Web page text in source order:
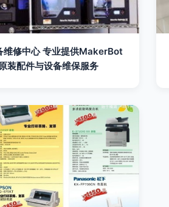
维修中心 专业提供MakerBot
装配件与设备维保服务